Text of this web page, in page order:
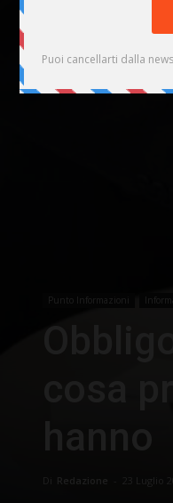
Punto Informazioni
Redazione 23 Luglio